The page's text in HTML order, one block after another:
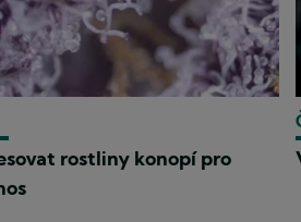
rostliny konopí pro